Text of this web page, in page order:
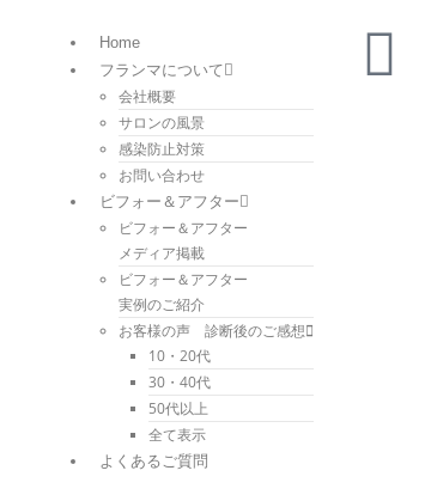
Home
フランマについて
会社概要
サロンの風景
感染防止対策
お問い合わせ
ビフォー＆アフター
ビフォー＆アフター
メディア掲載
ビフォー＆アフター
実例のご紹介
お客様の声 診断後のご感想
10・20代
30・40代
50代以上
全て表示
よくあるご質問